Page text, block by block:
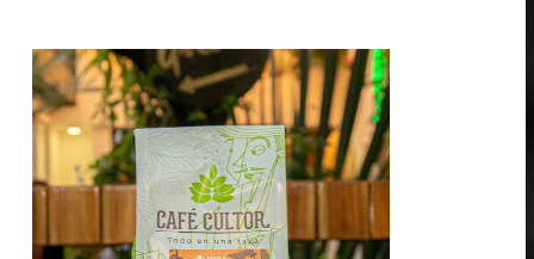
variantes.
Las
opciones
se
pueden
elegir
en